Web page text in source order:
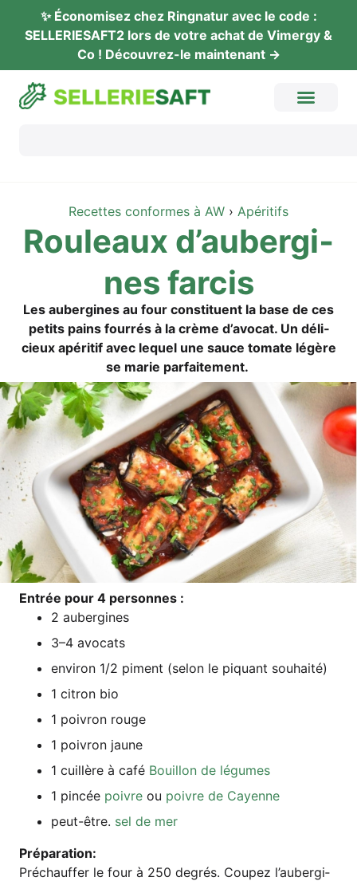
✨ Éco­no­mi­sez chez Ring­na­tur avec le code :
SELLERIESAFT2 lors de vot­re achat de Vimer­gy &
Co ! Décou­vrez-le maintenant →
Recet­tes con­for­mes à AW › Apé­ri­tifs
Rou­leaux d’au­ber­gi­
nes farcis
Les auber­gi­nes au four con­sti­tu­ent la base de ces
petits pains four­rés à la crè­me d’a­vo­cat. Un déli­
cieux apé­ri­tif avec lequel une sau­ce toma­te légè­re
se marie parfaitement.
Entrée pour 4 personnes :
2 auber­gi­nes
3–4 avo­cats
envi­ron 1/2 piment (selon le piquant souhaité)
1 citron bio
1 poi­v­ron rouge
1 poi­v­ron jaune
1 cuil­lè­re à café Bouil­lon de légumes
1 pin­cée poi­v­re ou poi­v­re de Cayenne
peut-être. sel de mer
Pré­pa­ra­ti­on:
Pré­chauf­fer le four à 250 degrés. Cou­pez l’au­ber­gi­